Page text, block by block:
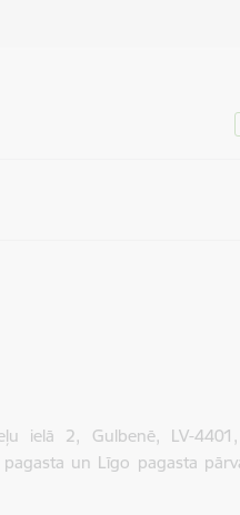
ielā 2, Gulbenē, LV-
un Līgo pagasta